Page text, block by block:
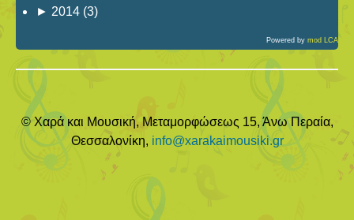
► 2014 (3)
Powered by mod LCA
© Χαρά και Μουσική, Μεταμορφώσεως 15, Άνω Περαία,
Θεσσαλονίκη, info@xarakaimousiki.gr